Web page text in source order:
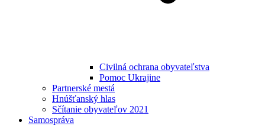
Civilná ochrana obyvateľstva
Pomoc Ukrajine
Partnerské mestá
Hnúšťanský hlas
Sčítanie obyvateľov 2021
Samospráva